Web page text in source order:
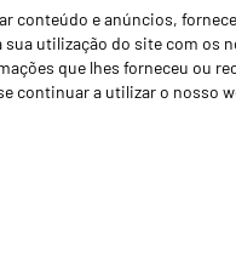
conteúdo e anúncios,
utilização do site com os
que lhes forneceu ou
continuar a utilizar o nosso
Agricultura
Transportes
Gama Floresta